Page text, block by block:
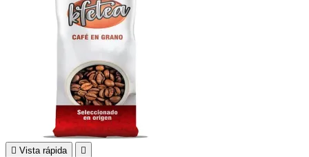
 Vista rápida 